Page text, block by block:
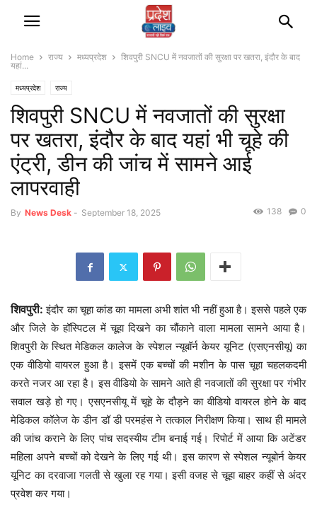
Home राज्‍य मध्यप्रदेश
शिवपुरी SNCU में नवजातों की सुरक्षा पर खतरा, इंदौर के बाद
यहां...
मध्यप्रदेश राज्‍य
शिवपुरी SNCU में नवजातों की सुरक्षा
पर खतरा, इंदौर के बाद यहां भी चूहे की
एंट्री, डीन की जांच में सामने आई
लापरवाही
By News Desk - September 18, 2025 0
138
शिवपुरी:इंदौर का चूहा कांड का मामला अभी शांत भी नहीं हुआ है। इससे पहले एक
और जिले के हॉस्पिटल में चूहा दिखने का चौंकाने वाला मामला सामने आया है।
शिवपुरी के स्थित मेडिकल कालेज के स्पेशल न्यूबॉर्न केयर यूनिट (एसएनसीयू) का
एक वीडियो वायरल हुआ है। इसमें एक बच्चों की मशीन के पास चूहा चहलकदमी
करते नजर आ रहा है। इस वीडियो के सामने आते ही नवजातों की सुरक्षा पर गंभीर
सवाल खड़े हो गए। एसएनसीयू में चूहे के दौड़ने का वीडियो वायरल होने के बाद
मेडिकल कॉलेज के डीन डॉ डी परमहंस ने तत्काल निरीक्षण किया। साथ ही मामले
की जांच कराने के लिए पांच सदस्यीय टीम बनाई गई। रिपोर्ट में आया कि अटेंडर
महिला अपने बच्चों को देखने के लिए गई थी। इस कारण से स्पेशल न्यूबोर्न केयर
यूनिट का दरवाजा गलती से खुला रह गया। इसी वजह से चूहा बाहर कहीं से अंदर
प्रवेश कर गया।